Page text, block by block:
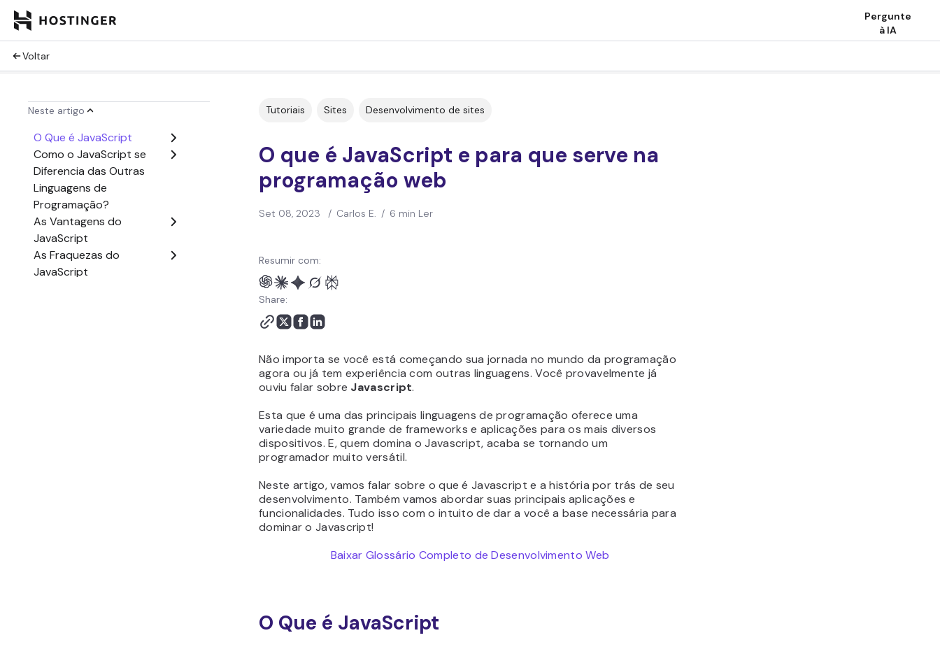
Pergunte
à IA
Voltar
Neste artigo
O Que é JavaScript
Como o JavaScript se
Diferencia das Outras
Linguagens de
Programação?
As Vantagens do
JavaScript
As Fraquezas do
JavaScript
Tutoriais Sites Desenvolvimento de sites
O que é JavaScript e para que serve na
programação web
Set 08, 2023 / Carlos E. / 6 min Ler
Resumir com:
Share:
Não importa se você está começando sua jornada no mundo da programação
agora ou já tem experiência com outras linguagens. Você provavelmente já
ouviu falar sobre Javascript.
Esta que é uma das principais linguagens de programação oferece uma
variedade muito grande de frameworks e aplicações para os mais diversos
dispositivos. E, quem domina o Javascript, acaba se tornando um
programador muito versátil.
Neste artigo, vamos falar sobre o que é Javascript e a história por trás de seu
desenvolvimento. Também vamos abordar suas principais aplicações e
funcionalidades. Tudo isso com o intuito de dar a você a base necessária para
dominar o Javascript!
Baixar Glossário Completo de Desenvolvimento Web
O Que é JavaScript